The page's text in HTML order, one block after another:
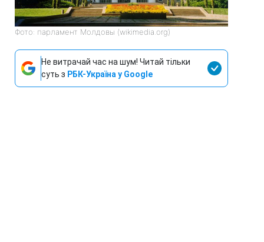
Фото: парламент Молдовы (wikimedia.org)
Не витрачай час на шум! Читай тільки
суть з РБК-Україна у Google